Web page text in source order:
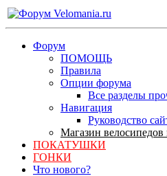
Форум
ПОМОЩЬ
Правила
Опции форума
Все разделы
Навигация
Руководство
Магазин велосипедов
ПОКАТУШКИ
ГОНКИ
Что нового?